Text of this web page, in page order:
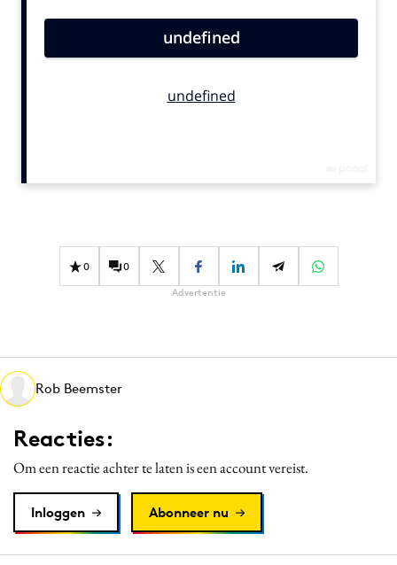
Bureaus
Effectiviteit
Interne communicatie
Martech
Merkstrategie
PR
Programmatic
Purpose Marketing
0 0
Advertentie
Rob Beemster
Reacties:
Om een reactie achter te laten is een account vereist.
Inloggen Abonneer nu